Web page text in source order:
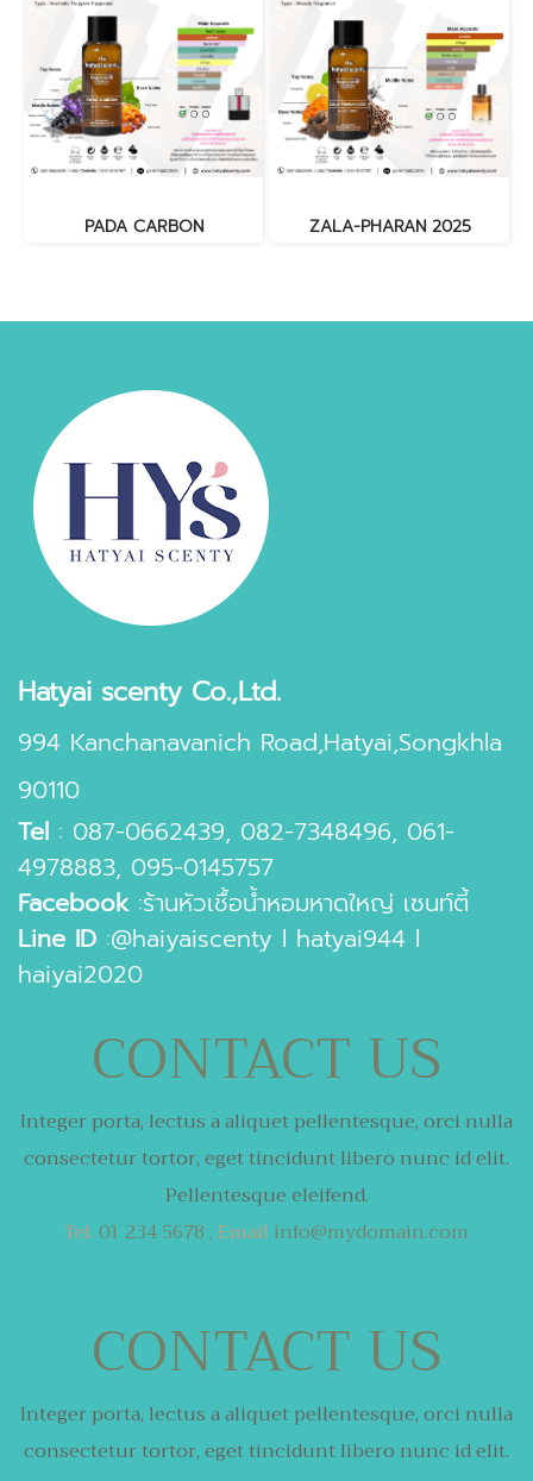
PADA CARBON ZALA-PHARAN 2025
Hatyai scenty Co.,Ltd.
994 Kanchanavanich Road,Hatyai,Songkhla
90110
Tel : 087-0662439, 082-7348496, 061-
4978883, 095-0145757
Facebook:ร้านหัวเชื้อน้ำหอมหาดใหญ่ เซนท์ตี้
Line ID :@haiyaiscenty l hatyai944 l
haiyai2020
CONTACT US
Integer porta, lectus a aliquet pellentesque,orci nulla
consectetur tortor,eget tincidunt libero nunc id elit.
Pellentesque eleifend.
Tel.01 234 5678 , Email info@mydomain.com
CONTACT US
Integer porta, lectus a aliquet pellentesque,orci nulla
consectetur tortor,eget tincidunt libero nunc id elit.